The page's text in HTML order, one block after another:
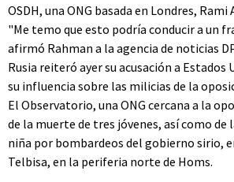
OSDH, una ONG basada en Londres, Rami
"Me temo que esto podría conducir a un
afirmó Rahman a la agencia de noticias
Rusia reiteró ayer su acusación a Estados
su influencia sobre las milicias de la
El Observatorio, una ONG cercana a la
de la muerte de tres jóvenes, así como de
niña por bombardeos del gobierno sirio,
Telbisa, en la periferia norte de Homs.